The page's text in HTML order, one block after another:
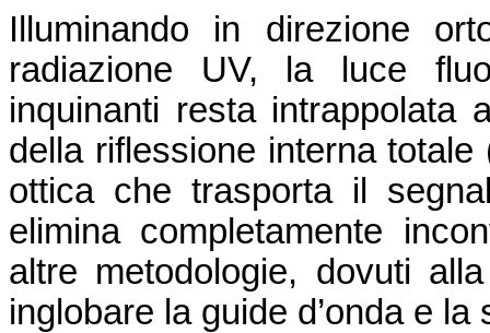
Illuminando in direzione
radiazione UV, la luce
inquinanti resta intrappolata
della riflessione interna
ottica che trasporta il
elimina completamente
altre metodologie, dovuti
inglobare la guide d’onda e